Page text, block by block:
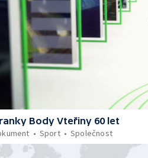
Body Vteřiny 60 let
Sport Společnost